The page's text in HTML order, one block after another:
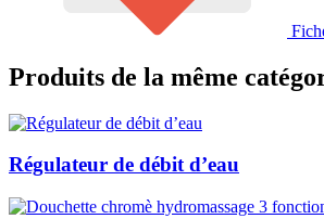
Produits de la même
Régulateur de débit d’eau